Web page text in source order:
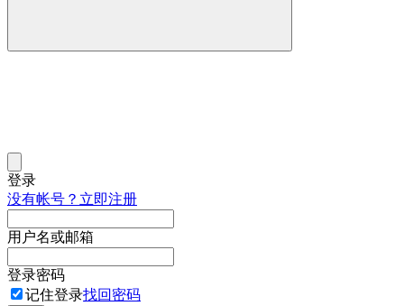
登录
没有帐号？立即注册
用户名或邮箱
登录密码
记住登录找回密码